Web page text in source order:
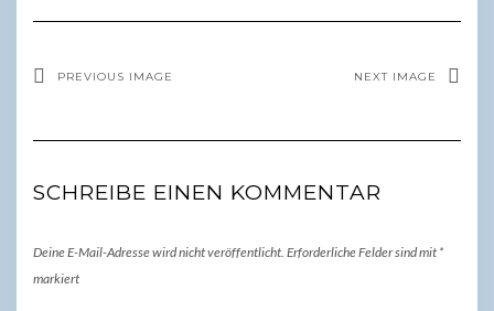
PREVIOUS IMAGE NEXT IMAGE
SCHREIBE EINEN KOMMENTAR
Deine E-Mail-Adresse wird nicht veröffentlicht. Erforderliche Felder sind mit *
markiert